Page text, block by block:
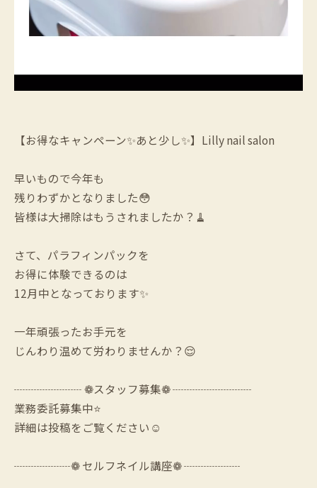
【お得なキャンペーン✨あと少し✨】Lilly nail salon
早いもので今年も
残りわずかとなりました😳
皆様は大掃除はもうされましたか？🧹
さて、パラフィンパックを
お得に体験できるのは
12月中となっております✨
一年頑張ったお手元を
じんわり温めて労わりませんか？😌
┈┈┈┈┈┈ ❁スタッフ募集❁ ┈┈┈┈┈┈┈
業務委託募集中⭐️
詳細は投稿をご覧ください☺️
┈┈┈┈┈❁ セルフネイル講座❁ ┈┈┈┈┈